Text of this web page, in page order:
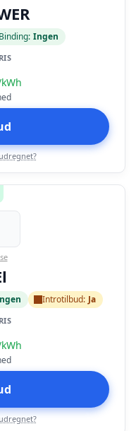
Ingen
Introtilbud: Ja